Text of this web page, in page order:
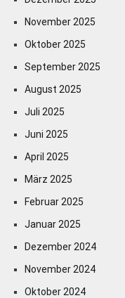
November 2025
Oktober 2025
September 2025
August 2025
Juli 2025
Juni 2025
April 2025
März 2025
Februar 2025
Januar 2025
Dezember 2024
November 2024
Oktober 2024